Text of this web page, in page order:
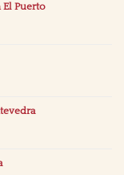
Puerto